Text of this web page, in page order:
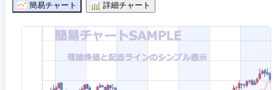
簡易チャート 詳細チャート